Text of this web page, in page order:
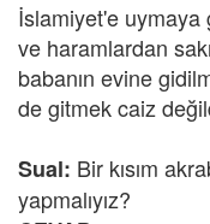
İslamiyet'e uymaya
ve haramlardan
babanın evine
de gitmek caiz
Sual: Bir kısım
yapmalıyız?